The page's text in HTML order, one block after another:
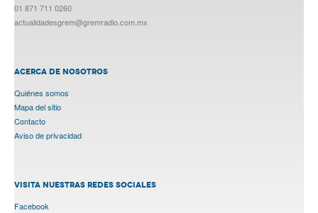
01 871 711 0260
actualidadesgrem@gremradio.com.mx
ACERCA DE NOSOTROS
Quiénes somos
Mapa del sitio
Contacto
Aviso de privacidad
VISITA NUESTRAS REDES SOCIALES
Facebook